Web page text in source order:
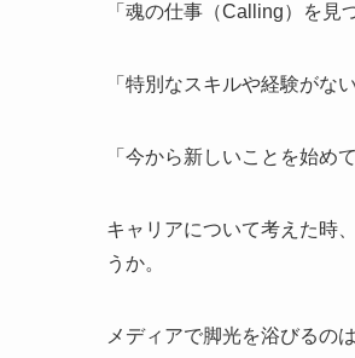
「魂の仕事（Calling）を見
「特別なスキルや経験がな
「今から新しいことを始め
キャリアについて考えた時
うか。
メディアで脚光を浴びるの